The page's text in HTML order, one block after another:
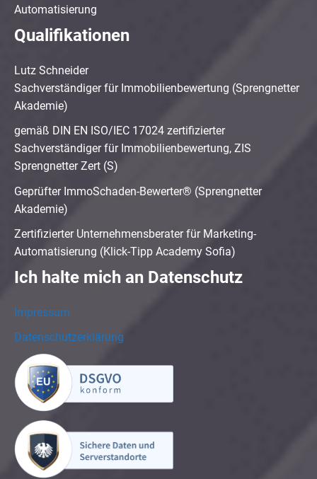
Automatisierung
Qualifikationen
Lutz Schneider
Sachverständiger für Immobilienbewertung (Sprengnetter
Akademie)
gemäß DIN EN ISO/IEC 17024 zertifizierter
Sachverständiger für Immobilienbewertung, ZIS
Sprengnetter Zert (S)
Geprüfter ImmoSchaden-Bewerter® (Sprengnetter
Akademie)
Zertifizierter Unternehmensberater für Marketing-
Automatisierung (Klick-Tipp Academy Sofia)
Ich halte mich an Datenschutz
Impressum
Datenschutzerklärung